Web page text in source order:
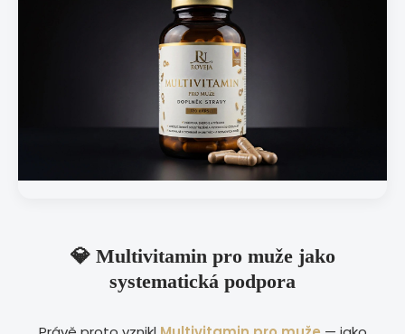
💎 Multivitamin pro muže jako
systematická podpora